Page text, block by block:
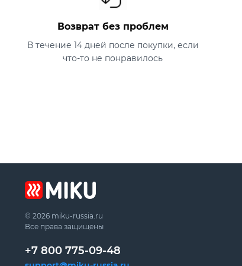
Страна-производитель
Что в коробке
Возврат без проблем
В течение 14 дней после покупки, если
что-то не понравилось
© 2026 miku-russia.ru
Все права защищены
+7 800 775-09-48